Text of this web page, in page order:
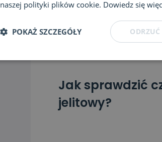
nawracające. O ile
zdrowia, tak
przypadku dzieci i
Jak sprawdzić
jelitowy?
naszej polityki plików cookie. Dowiedz się
POKAŻ SZCZEGÓŁY